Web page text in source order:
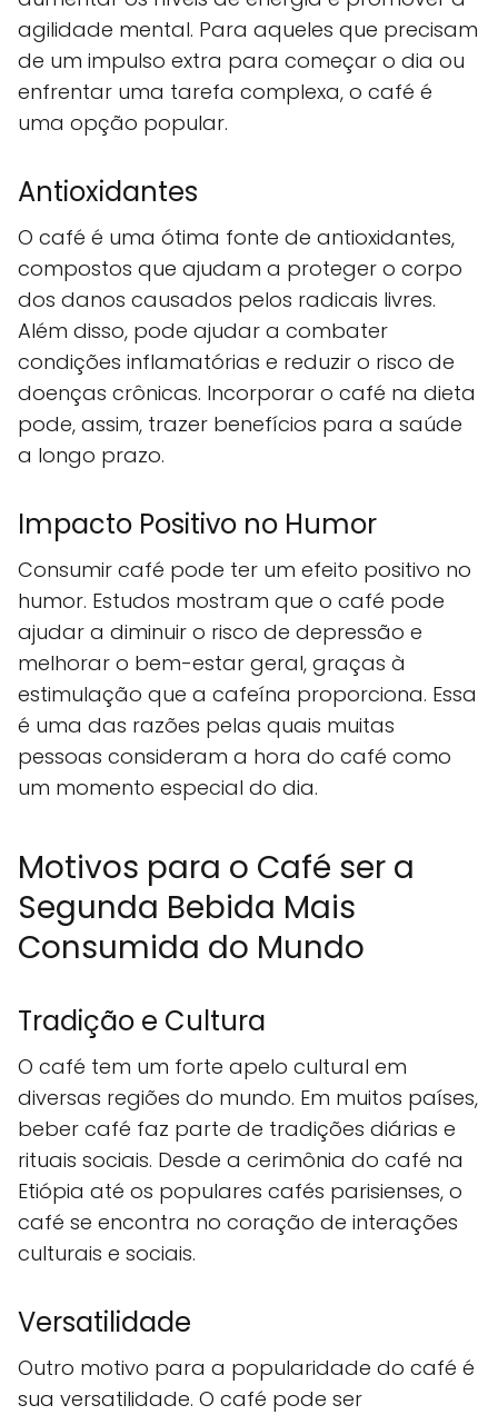
agilidade mental. Para aqueles que precisam
de um impulso extra para começar o dia ou
enfrentar uma tarefa complexa, o café é
uma opção popular.
Antioxidantes
O café é uma ótima fonte de antioxidantes,
compostos que ajudam a proteger o corpo
dos danos causados pelos radicais livres.
Além disso, pode ajudar a combater
condições inflamatórias e reduzir o risco de
doenças crônicas. Incorporar o café na dieta
pode, assim, trazer benefícios para a saúde
a longo prazo.
Impacto Positivo no Humor
Consumir café pode ter um efeito positivo no
humor. Estudos mostram que o café pode
ajudar a diminuir o risco de depressão e
melhorar o bem-estar geral, graças à
estimulação que a cafeína proporciona. Essa
é uma das razões pelas quais muitas
pessoas consideram a hora do café como
um momento especial do dia.
Motivos para o Café ser a
Segunda Bebida Mais
Consumida do Mundo
Tradição e Cultura
O café tem um forte apelo cultural em
diversas regiões do mundo. Em muitos países,
beber café faz parte de tradições diárias e
rituais sociais. Desde a cerimônia do café na
Etiópia até os populares cafés parisienses, o
café se encontra no coração de interações
culturais e sociais.
Versatilidade
Outro motivo para a popularidade do café é
sua versatilidade. O café pode ser